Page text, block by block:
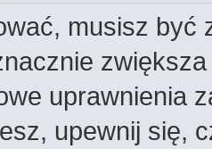
musisz być
uprawnienia
upewnij się,